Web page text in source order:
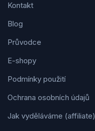
Kontakt
Blog
Průvodce
E-shopy
Podmínky použití
Ochrana osobních údajů
Jak vyděláváme (affiliate)